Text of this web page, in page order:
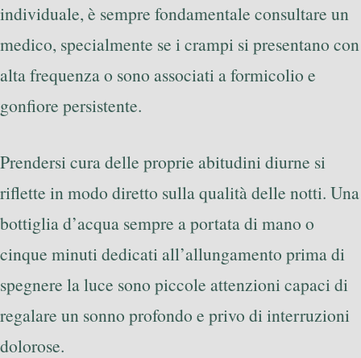
individuale, è sempre fondamentale consultare un
medico, specialmente se i crampi si presentano con
alta frequenza o sono associati a formicolio e
gonfiore persistente.
Prendersi cura delle proprie abitudini diurne si
riflette in modo diretto sulla qualità delle notti. Una
bottiglia d’acqua sempre a portata di mano o
cinque minuti dedicati all’allungamento prima di
spegnere la luce sono piccole attenzioni capaci di
regalare un sonno profondo e privo di interruzioni
dolorose.